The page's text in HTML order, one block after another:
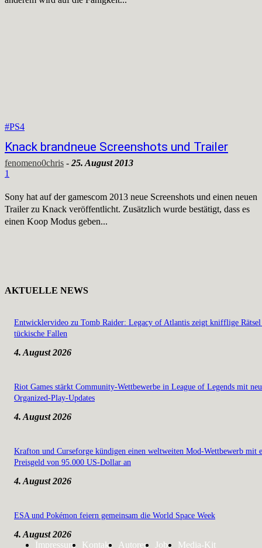
#PS4
Knack brandneue Screenshots und Trailer
fenomeno0chris - 25. August 2013
1
Sony hat auf der gamescom 2013 neue Screenshots und einen neuen
Trailer zu Knack veröffentlicht. Zusätzlich wurde bestätigt, dass es
einen Koop Modus geben...
AKTUELLE NEWS
Entwicklervideo zu Tomb Raider: Legacy of Atlantis zeigt knifflige Rätsel
tückische Fallen
4. August 2026
Riot Games stärkt Community-Wettbewerbe in League of Legends mit
Organized-Play-Updates
4. August 2026
Krafton und Curseforge kündigen einen weltweiten Mod-Wettbewerb mit
Preisgeld von 95.000 US-Dollar an
4. August 2026
ESA und Pokémon feiern gemeinsam die World Space Week
4. August 2026
Impressum
Kontakt Autoren Jobs
Media-Kit